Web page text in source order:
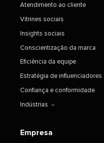
Atendimento ao cliente​​
Vitrines sociais​​
Insights sociais​​
Conscientização da marca​​
Eficiência da equipe​​
Estratégia de influenciadores​​
Confiança e conformidade​​
Indústrias​​
Empresa​​